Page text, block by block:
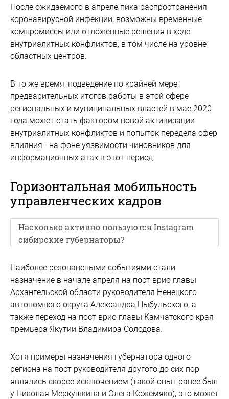
После ожидаемого в апреле пика распространения
коронавирусной инфекции, возможны временные
компромиссы или отложенные решения в ходе
внутриэлитных конфликтов, в том числе на уровне
областных центров.
В то же время, подведение по крайней мере,
предварительных итогов работы в этой сфере
региональных и муниципальных властей в мае 2020
года может стать фактором новой активизации
внутриэлитных конфликтов и попыток передела сфер
влияния - на фоне уязвимости чиновников для
информационных атак в этот период.
Горизонтальная мобильность
управленческих кадров
Насколько активно пользуются Instagram
сибирские губернаторы?
Наиболее резонансными событиями стали
назначение в начале апреля на пост врио главы
Архангельской области руководителя Ненецкого
автономного округа Александра Цыбульского, а
также переход на пост врио главы Камчатского края
премьера Якутии Владимира Солодова.
Хотя примеры назначения губернатора одного
региона на пост руководителя другого до сих пор
являлись скорее исключением (такой опыт ранее был
у Николая Меркушкина и Олега Кожемяко), это может